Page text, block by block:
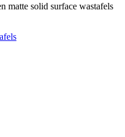
matte solid surface wastafels